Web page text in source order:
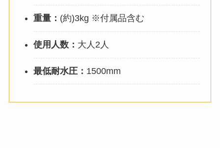
重量： (約)3kg ※付属品含む
使用人数： 大人2人
最低耐水圧： 1500mm